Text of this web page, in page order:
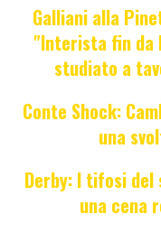
Galliani alla
"Interista fin da
studiato a
Conte Shock:
una
Derby: I tifosi
una cena